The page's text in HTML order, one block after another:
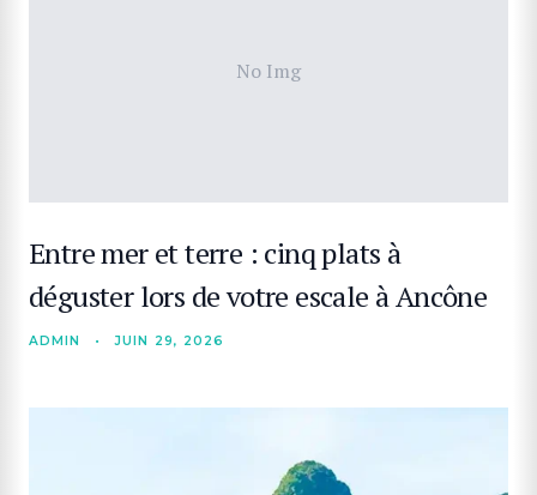
No Img
Entre mer et terre : cinq plats à
déguster lors de votre escale à Ancône
ADMIN • JUIN 29, 2026